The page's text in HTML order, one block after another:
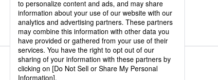
会社概要・役員
一覧
沿革
個人情報保護方針 情報セキュリティ基本方針